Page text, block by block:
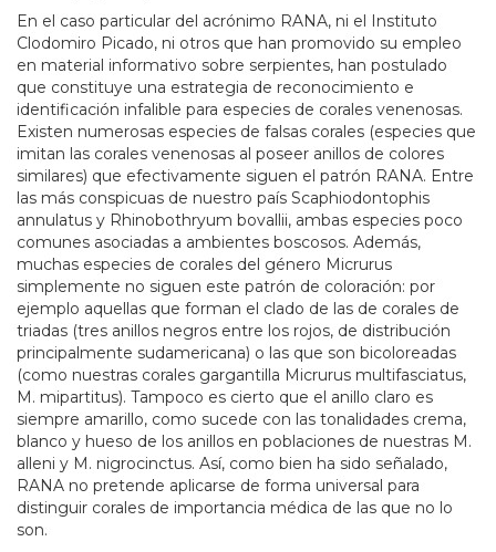
En el caso particular del acrónimo RANA, ni el Instituto
Clodomiro Picado, ni otros que han promovido su empleo
en material informativo sobre serpientes, han postulado
que constituye una estrategia de reconocimiento e
identificación infalible para especies de corales venenosas.
Existen numerosas especies de falsas corales (especies que
imitan las corales venenosas al poseer anillos de colores
similares) que efectivamente siguen el patrón RANA. Entre
las más conspicuas de nuestro país Scaphiodontophis
annulatus y Rhinobothryum bovallii, ambas especies poco
comunes asociadas a ambientes boscosos. Además,
muchas especies de corales del género Micrurus
simplemente no siguen este patrón de coloración: por
ejemplo aquellas que forman el clado de las de corales de
triadas (tres anillos negros entre los rojos, de distribución
principalmente sudamericana) o las que son bicoloreadas
(como nuestras corales gargantilla Micrurus multifasciatus,
M. mipartitus). Tampoco es cierto que el anillo claro es
siempre amarillo, como sucede con las tonalidades crema,
blanco y hueso de los anillos en poblaciones de nuestras M.
alleni y M. nigrocinctus. Así, como bien ha sido señalado,
RANA no pretende aplicarse de forma universal para
distinguir corales de importancia médica de las que no lo
son.